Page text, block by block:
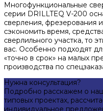
Многофункциональные
серии DRILLTEQ V-200
сверления, фрезерования
сэкономить время,
сверлильного участка, то
вас. Особенно подходят
«точно в срок» на малых
производства по
Нужна консультация?
Подробно расскажем о
типовых проектах,
индивидуальное